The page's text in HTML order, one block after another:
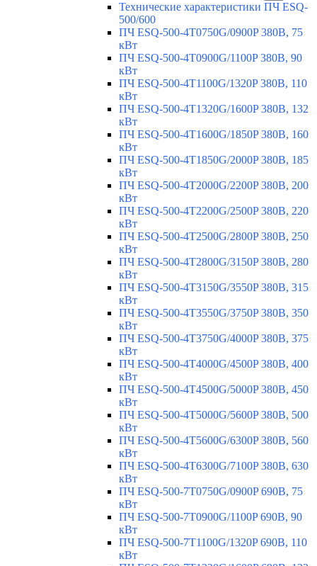
Технические характеристики ПЧ ESQ-
500/600
ПЧ ESQ-500-4T0750G/0900P 380В, 75
кВт
ПЧ ESQ-500-4T0900G/1100P 380В, 90
кВт
ПЧ ESQ-500-4T1100G/1320P 380В, 110
кВт
ПЧ ESQ-500-4T1320G/1600P 380В, 132
кВт
ПЧ ESQ-500-4T1600G/1850P 380В, 160
кВт
ПЧ ESQ-500-4T1850G/2000P 380В, 185
кВт
ПЧ ESQ-500-4T2000G/2200P 380В, 200
кВт
ПЧ ESQ-500-4T2200G/2500P 380В, 220
кВт
ПЧ ESQ-500-4T2500G/2800P 380В, 250
кВт
ПЧ ESQ-500-4T2800G/3150P 380В, 280
кВт
ПЧ ESQ-500-4T3150G/3550P 380В, 315
кВт
ПЧ ESQ-500-4T3550G/3750P 380В, 350
кВт
ПЧ ESQ-500-4T3750G/4000P 380В, 375
кВт
ПЧ ESQ-500-4T4000G/4500P 380В, 400
кВт
ПЧ ESQ-500-4T4500G/5000P 380В, 450
кВт
ПЧ ESQ-500-4T5000G/5600P 380В, 500
кВт
ПЧ ESQ-500-4T5600G/6300P 380В, 560
кВт
ПЧ ESQ-500-4T6300G/7100P 380В, 630
кВт
ПЧ ESQ-500-7T0750G/0900P 690В, 75
кВт
ПЧ ESQ-500-7T0900G/1100P 690В, 90
кВт
ПЧ ESQ-500-7T1100G/1320P 690В, 110
кВт